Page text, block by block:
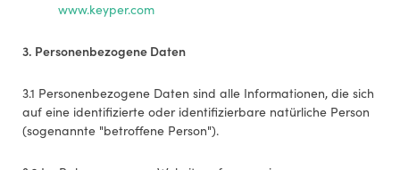
www.keyper.com
3. Personenbezogene Daten
3.1 Personenbezogene Daten sind alle Informationen, die sich
auf eine identifizierte oder identifizierbare natürliche Person
(sogenannte "betroffene Person").